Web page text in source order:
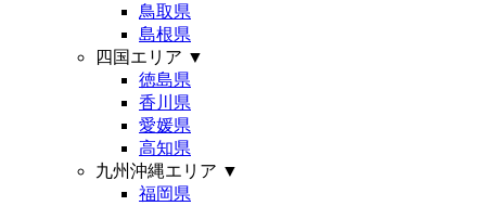
鳥取県
島根県
四国エリア ▼
徳島県
香川県
愛媛県
高知県
九州沖縄エリア ▼
福岡県